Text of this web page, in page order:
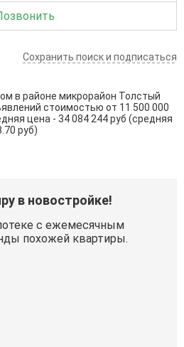
Сохранить поиск и подписаться
в районе микрорайон Толстый
стоимостью от 11 500 000
цена - 34 084 244 руб (средняя
руб)
в новостройке!
с ежемесячным
похожей квартиры.